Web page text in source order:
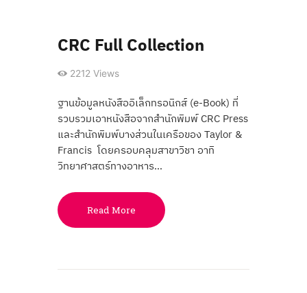
CRC Full Collection
2212 Views
ฐานข้อมูลหนังสืออิเล็กทรอนิกส์ (e-Book) ที่
รวบรวมเอาหนังสือจากสำนักพิมพ์ CRC Press
และสำนักพิมพ์บางส่วนในเครือของ Taylor &
Francis โดยครอบคลุมสาขาวิชา อาทิ
วิทยาศาสตร์ทางอาหาร…
Read More